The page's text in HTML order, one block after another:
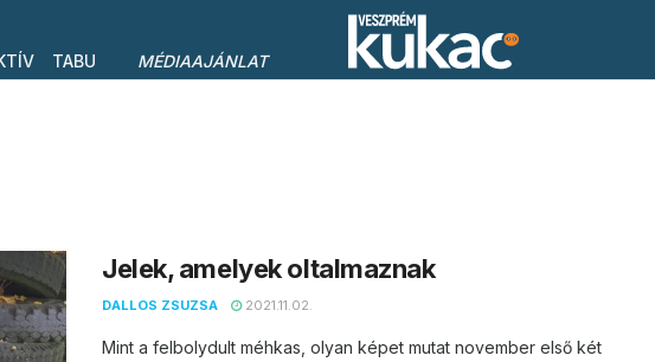
TABU MÉDIAAJÁNLAT
Jelek, amelyek oltalmaznak
DALLOS ZSUZSA 2021.11.02.
Mint a felbolydult méhkas, olyan képet mutat november első két